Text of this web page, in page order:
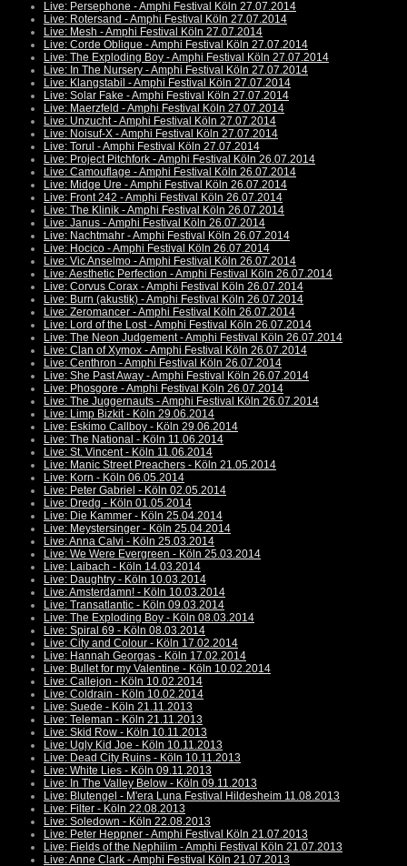
Live: Persephone - Amphi Festival Köln 27.07.2014
Live: Rotersand - Amphi Festival Köln 27.07.2014
Live: Mesh - Amphi Festival Köln 27.07.2014
Live: Corde Oblique - Amphi Festival Köln 27.07.2014
Live: The Exploding Boy - Amphi Festival Köln 27.07.2014
Live: In The Nursery - Amphi Festival Köln 27.07.2014
Live: Klangstabil - Amphi Festival Köln 27.07.2014
Live: Solar Fake - Amphi Festival Köln 27.07.2014
Live: Maerzfeld - Amphi Festival Köln 27.07.2014
Live: Unzucht - Amphi Festival Köln 27.07.2014
Live: Noisuf-X - Amphi Festival Köln 27.07.2014
Live: Torul - Amphi Festival Köln 27.07.2014
Live: Project Pitchfork - Amphi Festival Köln 26.07.2014
Live: Camouflage - Amphi Festival Köln 26.07.2014
Live: Midge Ure - Amphi Festival Köln 26.07.2014
Live: Front 242 - Amphi Festival Köln 26.07.2014
Live: The Klinik - Amphi Festival Köln 26.07.2014
Live: Janus - Amphi Festival Köln 26.07.2014
Live: Nachtmahr - Amphi Festival Köln 26.07.2014
Live: Hocico - Amphi Festival Köln 26.07.2014
Live: Vic Anselmo - Amphi Festival Köln 26.07.2014
Live: Aesthetic Perfection - Amphi Festival Köln 26.07.2014
Live: Corvus Corax - Amphi Festival Köln 26.07.2014
Live: Burn (akustik) - Amphi Festival Köln 26.07.2014
Live: Zeromancer - Amphi Festival Köln 26.07.2014
Live: Lord of the Lost - Amphi Festival Köln 26.07.2014
Live: The Neon Judgement - Amphi Festival Köln 26.07.2014
Live: Clan of Xymox - Amphi Festival Köln 26.07.2014
Live: Centhron - Amphi Festival Köln 26.07.2014
Live: She Past Away - Amphi Festival Köln 26.07.2014
Live: Phosgore - Amphi Festival Köln 26.07.2014
Live: The Juggernauts - Amphi Festival Köln 26.07.2014
Live: Limp Bizkit - Köln 29.06.2014
Live: Eskimo Callboy - Köln 29.06.2014
Live: The National - Köln 11.06.2014
Live: St. Vincent - Köln 11.06.2014
Live: Manic Street Preachers - Köln 21.05.2014
Live: Korn - Köln 06.05.2014
Live: Peter Gabriel - Köln 02.05.2014
Live: Dredg - Köln 01.05.2014
Live: Die Kammer - Köln 25.04.2014
Live: Meystersinger - Köln 25.04.2014
Live: Anna Calvi - Köln 25.03.2014
Live: We Were Evergreen - Köln 25.03.2014
Live: Laibach - Köln 14.03.2014
Live: Daughtry - Köln 10.03.2014
Live: Amsterdamn! - Köln 10.03.2014
Live: Transatlantic - Köln 09.03.2014
Live: The Exploding Boy - Köln 08.03.2014
Live: Spiral 69 - Köln 08.03.2014
Live: City and Colour - Köln 17.02.2014
Live: Hannah Georgas - Köln 17.02.2014
Live: Bullet for my Valentine - Köln 10.02.2014
Live: Callejon - Köln 10.02.2014
Live: Coldrain - Köln 10.02.2014
Live: Suede - Köln 21.11.2013
Live: Teleman - Köln 21.11.2013
Live: Skid Row - Köln 10.11.2013
Live: Ugly Kid Joe - Köln 10.11.2013
Live: Dead City Ruins - Köln 10.11.2013
Live: White Lies - Köln 09.11.2013
Live: In The Valley Below - Köln 09.11.2013
Live: Blutengel - M'era Luna Festival Hildesheim 11.08.2013
Live: Filter - Köln 22.08.2013
Live: Soledown - Köln 22.08.2013
Live: Peter Heppner - Amphi Festival Köln 21.07.2013
Live: Fields of the Nephilim - Amphi Festival Köln 21.07.2013
Live: Anne Clark - Amphi Festival Köln 21.07.2013